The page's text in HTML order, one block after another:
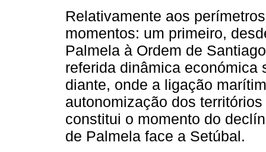
Relativamente aos
momentos: um primeiro,
Palmela à Ordem de
referida dinâmica económica
diante, onde a ligação
autonomização dos
constitui o momento do
de Palmela face a Setúbal.